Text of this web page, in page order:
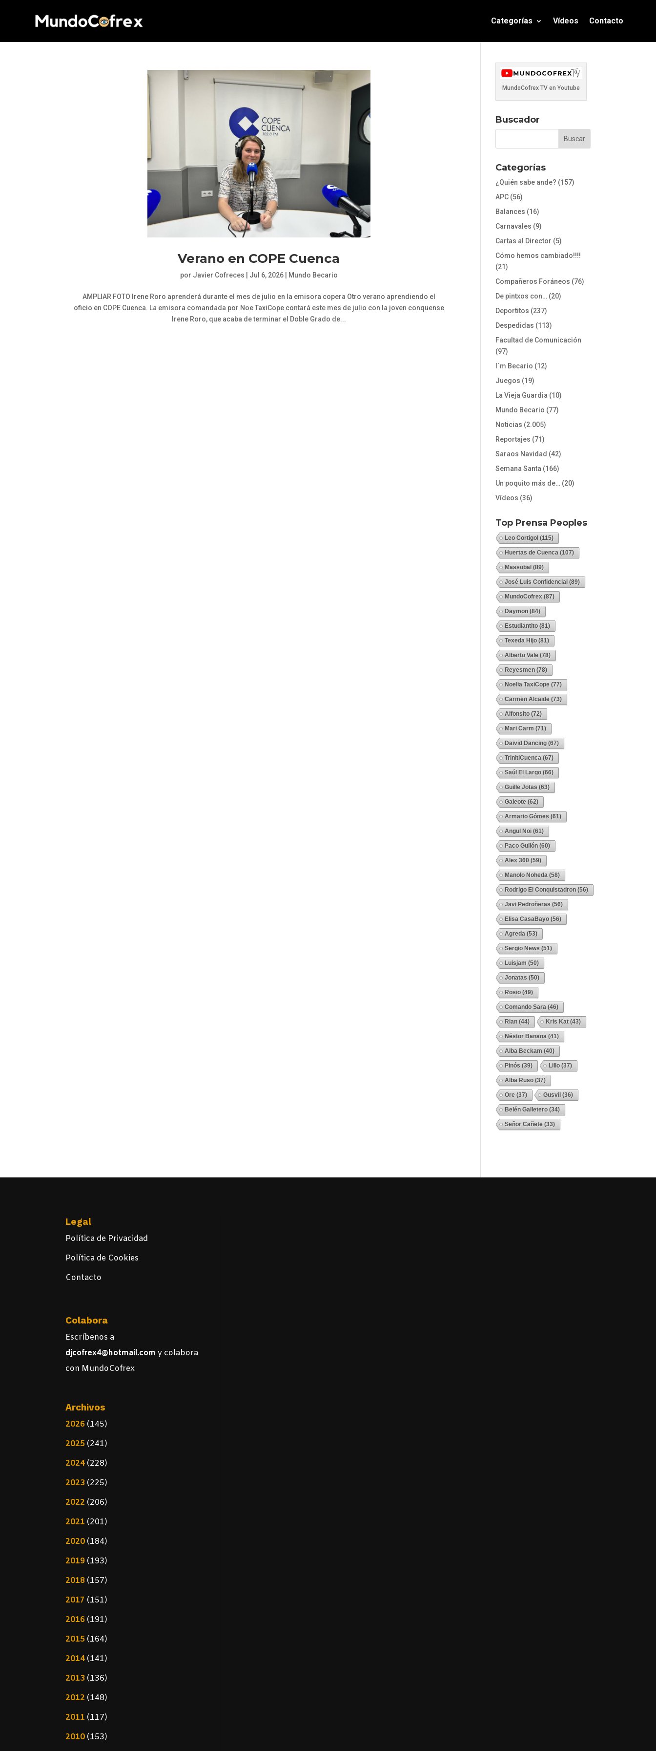
Categorías Vídeos Contacto
Verano en COPE Cuenca
por Javier Cofreces Jul 6, 2026| Mundo Becario
AMPLIAR FOTO Irene Roro aprenderá durante el mes de julio en la emisora copera Otro verano aprendiendo el
oficio en COPE Cuenca. La emisora comandada por Noe TaxiCope contará este mes de julio con la joven conquense
Irene Roro, que acaba de terminar el Doble Grado de...
MundoCofrex TV en Youtube
Buscador
Categorías
¿Quién sabe ande? (157)
APC (56)
Balances (16)
Carnavales (9)
Cartas al Director (5)
Cómo hemos cambiado!!!!
(21)
Compañeros Foráneos (76)
De pintxos con… (20)
Deportitos (237)
Despedidas (113)
Facultad de Comunicación
(97)
I´m Becario (12)
Juegos (19)
La Vieja Guardia (10)
Mundo Becario (77)
Noticias (2.005)
Reportajes (71)
Saraos Navidad (42)
Semana Santa (166)
Un poquito más de… (20)
Vídeos (36)
Top Prensa Peoples
Leo Cortigol (115)
Huertas de Cuenca (107)
Massobal (89)
José Luis Confidencial (89)
MundoCofrex (87)
Daymon (84)
Estudiantito (81)
Texeda Hijo (81)
Alberto Vale (78)
Reyesmen (78)
Noelia TaxiCope (77)
Carmen Alcaide (73)
Alfonsito (72)
Mari Carm (71)
Daivid Dancing (67)
TrinitiCuenca (67)
Saúl El Largo (66)
Guille Jotas (63)
Galeote (62)
Armario Gómes (61)
Angul Noi (61)
Paco Gullón (60)
Alex 360 (59)
Manolo Noheda (58)
Rodrigo El Conquistadron (56)
Javi Pedroñeras (56)
Elisa CasaBayo (56)
Agreda (53)
Sergio News (51)
Luisjam (50)
Jonatas (50)
Rosio (49)
Comando Sara (46)
Rian (44) Kris Kat (43)
Néstor Banana (41)
Alba Beckam (40)
Pinós (39) Lillo (37)
Alba Ruso (37)
Ore (37) Gusvil (36)
Belén Galletero (34)
Señor Cañete (33)
Legal
Política de Privacidad
Política de Cookies
Contacto
Colabora
Escríbenos a
djcofrex4@hotmail.comy colabora
con MundoCofrex
Archivos
2026 (145)
2025 (241)
2024 (228)
2023 (225)
2022 (206)
2021 (201)
2020 (184)
2019 (193)
2018 (157)
2017 (151)
2016 (191)
2015 (164)
2014 (141)
2013 (136)
2012 (148)
2011 (117)
2010 (153)